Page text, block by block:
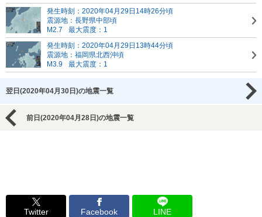
発生時刻：2020年04月29日14時26分頃
震源地：長野県中部頃
M2.7
最大震度：1
発生時刻：2020年04月29日13時44分頃
震源地：福岡県北西沖頃
M3.9
最大震度：1
翌日(2020年04月30日)の地震一覧
前日(2020年04月28日)の地震一覧
Twitter Facebook LINE